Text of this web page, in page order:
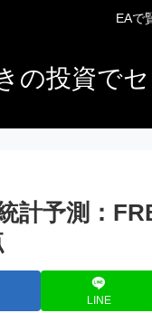
EAで
の投資で
予測：
LINE